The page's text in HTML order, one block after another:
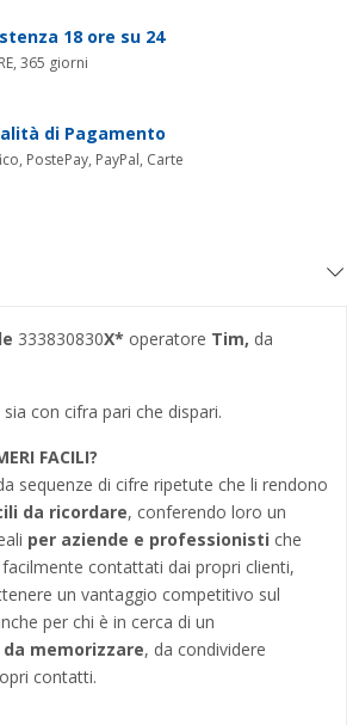
18 ore su 24
365 giorni
di Pagamento
PostePay, PayPal, Carte
333830830X* operatore Tim, da
con cifra pari che dispari.
FACILI?
sequenze di cifre ripetute che li rendono
da ricordare, conferendo loro un
per aziende e professionisti che
contattati dai propri clienti,
un vantaggio competitivo sul
per chi è in cerca di un
memorizzare, da condividere
contatti.